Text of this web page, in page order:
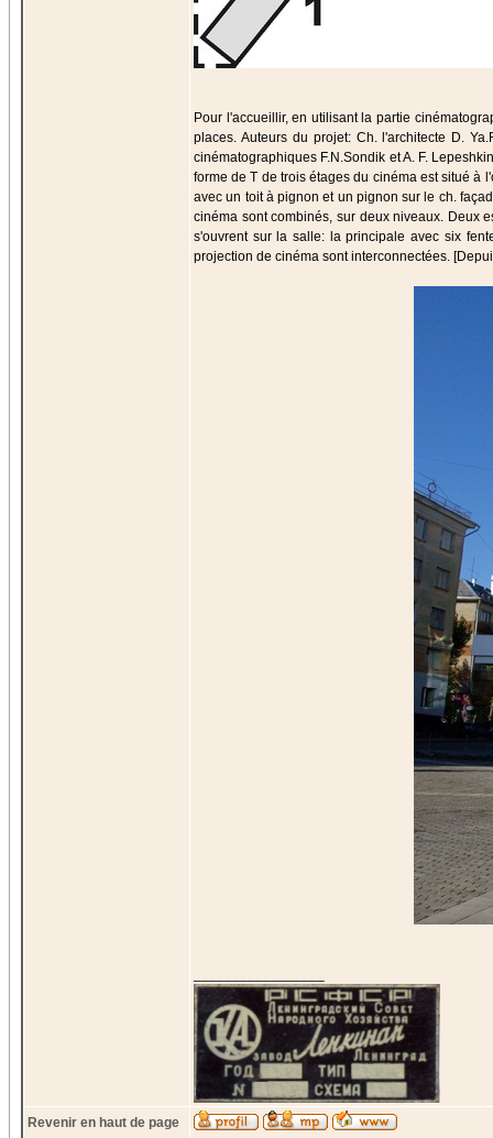
Pour l'accueillir, en utilisant la partie
places. Auteurs du projet: Ch. l'architecte D.
cinématographiques F.N.Sondik et A. F.
forme de T de trois étages du cinéma est situé à
avec un toit à pignon et un pignon sur le ch.
cinéma sont combinés, sur deux niveaux. Deux
s'ouvrent sur la salle: la principale avec six
projection de cinéma sont interconnectées.
Revenir en haut de page